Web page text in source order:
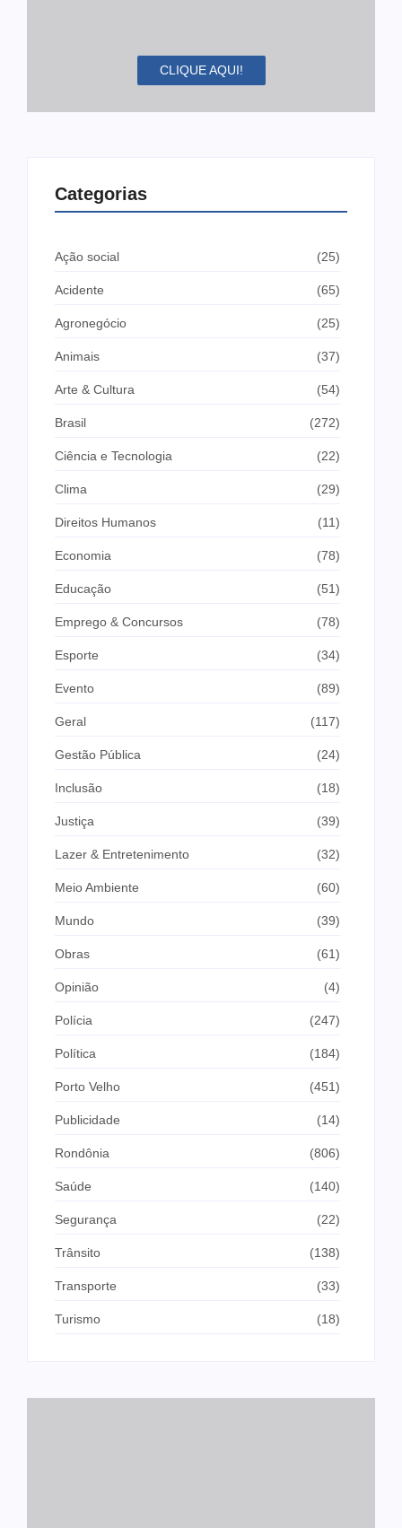
CLIQUE AQUI!
Categorias
Ação social (25)
Acidente (65)
Agronegócio (25)
Animais (37)
Arte & Cultura (54)
Brasil (272)
Ciência e Tecnologia (22)
Clima (29)
Direitos Humanos (11)
Economia (78)
Educação (51)
Emprego & Concursos (78)
Esporte (34)
Evento (89)
Geral (117)
Gestão Pública (24)
Inclusão (18)
Justiça (39)
Lazer & Entretenimento (32)
Meio Ambiente (60)
Mundo (39)
Obras (61)
Opinião (4)
Polícia (247)
Política (184)
Porto Velho (451)
Publicidade (14)
Rondônia (806)
Saúde (140)
Segurança (22)
Trânsito (138)
Transporte (33)
Turismo (18)